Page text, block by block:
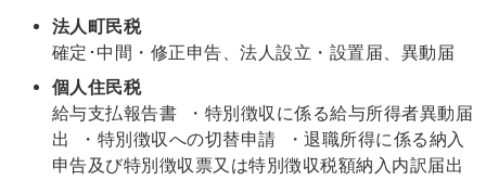
法人町民税
確定･中間・修正申告、法人設立・設置届、異動届
個人住民税
給与支払報告書 ・特別徴収に係る給与所得者異動届
出 ・特別徴収への切替申請 ・退職所得に係る納入
申告及び特別徴収票又は特別徴収税額納入内訳届出